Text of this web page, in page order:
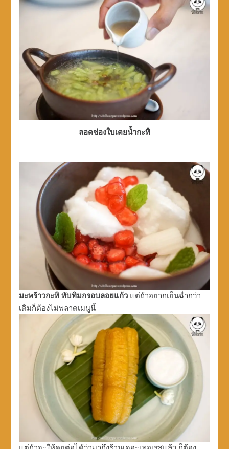
ลอดช่องใบเตยน้ำกะทิ
มะพร้าวกะทิ ทับทิมกรอบลอยแก้ว แต่ถ้าอยากเย็นฉ่ำกว่า
เดิมก็ต้องไม่พลาดเมนูนี้